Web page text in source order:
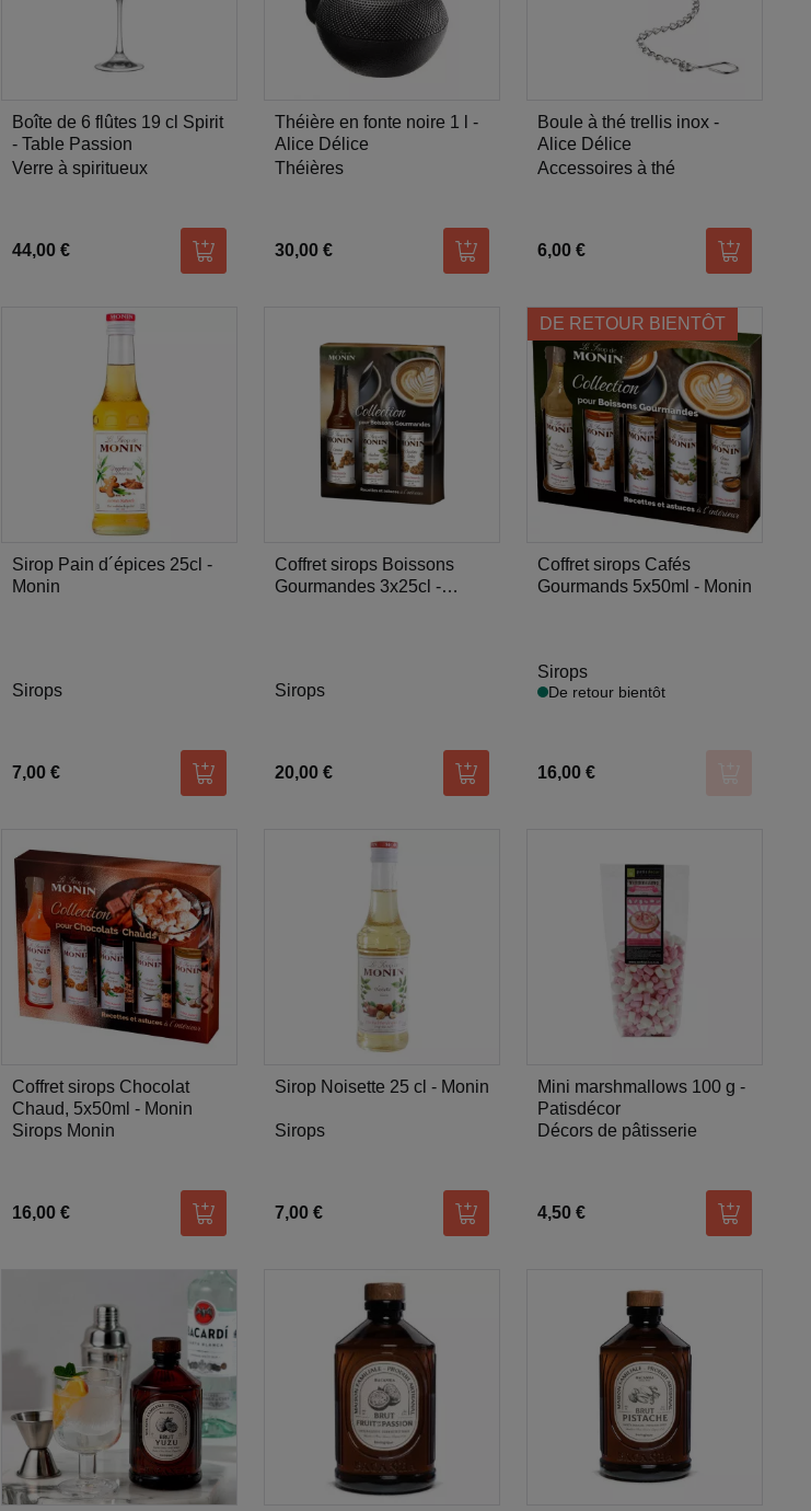
panier
Boîte de 6 flûtes 19 cl Spirit
- Table Passion
Verre à spiritueux
44,00 € Ajouter au panier
Théière en fonte noire 1 l -
Alice Délice
Théières
30,00 € Ajouter au panier
Boule à thé trellis inox -
Alice Délice
Accessoires à thé
6,00 € Ajouter
Sirop Pain d´épices 25cl -
Monin
Sirops
7,00 € Ajouter au panier
Coffret sirops Boissons
Gourmandes 3x25cl -
Sirops
20,00 € Ajouter au panier
DE RETOUR BIENTÔT
Coffret sirops Cafés
Gourmands 5x50ml - Monin
Sirops
De retour bientôt
16,00 €
panier
Coffret sirops Chocolat
Chaud, 5x50ml - Monin
Sirops Monin
16,00 € Ajouter au panier
Sirop Noisette 25 cl - Monin
Sirops
7,00 € Ajouter au panier
Mini marshmallows 100 g -
Patisdécor
Décors de pâtisserie
4,50 € Ajouter